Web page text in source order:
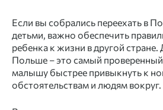
Если вы собрались переехать в
детьми, важно обеспечить
ребенка к жизни в другой стране.
Польше – это самый
малышу быстрее привыкнуть к
обстоятельствам и людям вокруг.